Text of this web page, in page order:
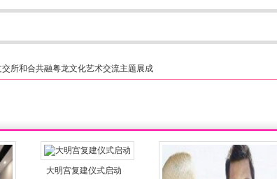
交所和合共融粤龙文化艺术交流主题展成
大明宫复建仪式启动